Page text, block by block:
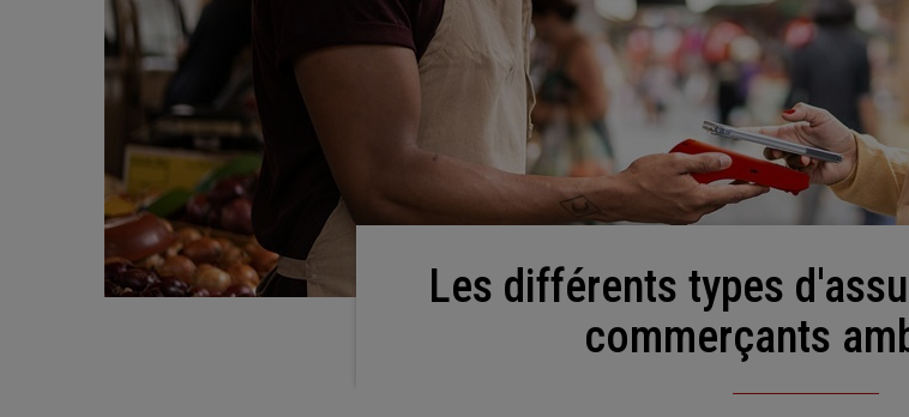
Les différents types d'assurances pour les
commerçants